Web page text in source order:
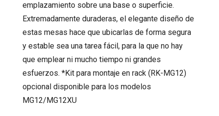
emplazamiento sobre una base o superficie.
Extremadamente duraderas, el elegante diseño de
estas mesas hace que ubicarlas de forma segura
y estable sea una tarea fácil, para la que no hay
que emplear ni mucho tiempo ni grandes
esfuerzos. *Kit para montaje en rack (RK-MG12)
opcional disponible para los modelos
MG12/MG12XU